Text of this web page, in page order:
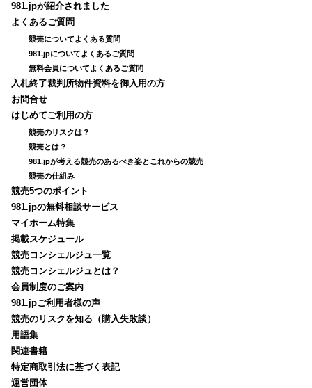
981.jpが紹介されました
よくあるご質問
競売についてよくある質問
981.jpについてよくあるご質問
無料会員についてよくあるご質問
入札終了裁判所物件資料を御入用の方
お問合せ
はじめてご利用の方
競売のリスクは？
競売とは？
981.jpが考える競売のあるべき姿とこれからの競売
競売の仕組み
競売5つのポイント
981.jpの無料相談サービス
マイホーム特集
掲載スケジュール
競売コンシェルジュ一覧
競売コンシェルジュとは？
会員制度のご案内
981.jpご利用者様の声
競売のリスクを知る（購入失敗談）
用語集
関連書籍
特定商取引法に基づく表記
運営団体